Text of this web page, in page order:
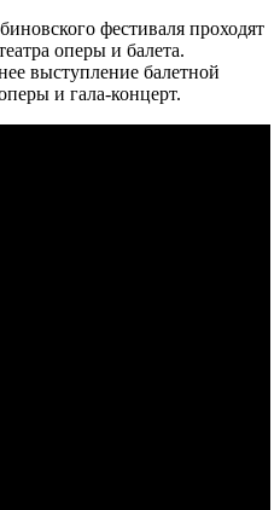
фестиваля проходят
оперы и балета.
выступление балетной
и гала-концерт.